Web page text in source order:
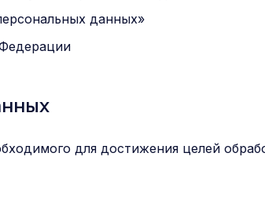
данных»
для достижения целей